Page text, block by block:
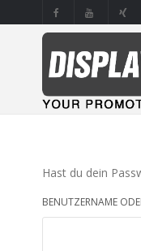
Hast du dein
BENUTZERNAME